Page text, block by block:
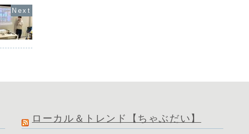
ローカル＆トレンド【ちゃぶだい】